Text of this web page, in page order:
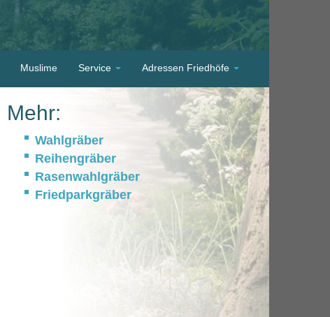
Muslime Service Adressen Friedhöfe
Mehr:
Wahlgräber
Reihengräber
Rasenwahlgräber
Friedparkgräber